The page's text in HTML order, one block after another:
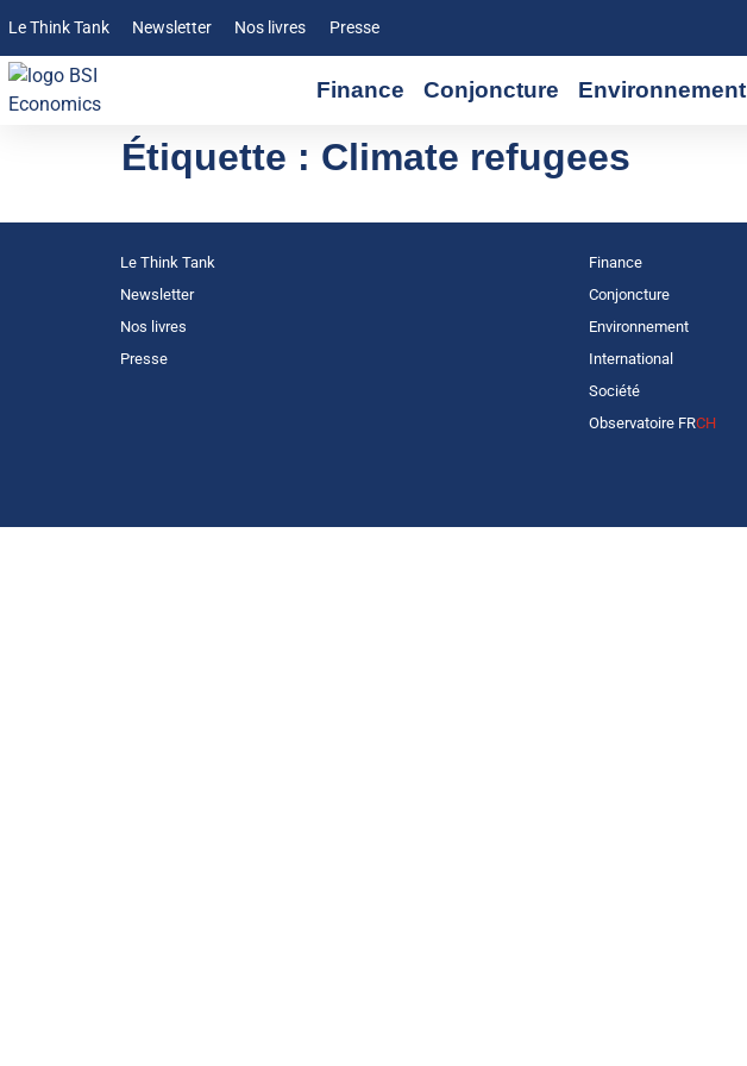
Le Think Tank Newsletter Nos livres Presse
Finance Conjoncture Environnement
Étiquette : Climate refugees
Le Think Tank
Newsletter
Nos livres
Presse
Finance
Conjoncture
Environnement
International
Société
Observatoire FRCH